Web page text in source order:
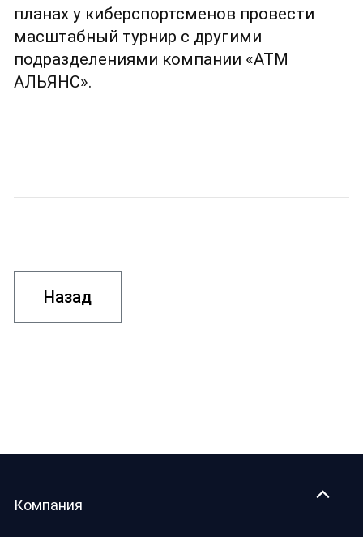
планах у киберспортсменов провести
масштабный турнир с другими
подразделениями компании «АТМ
АЛЬЯНС».
Назад
Компания